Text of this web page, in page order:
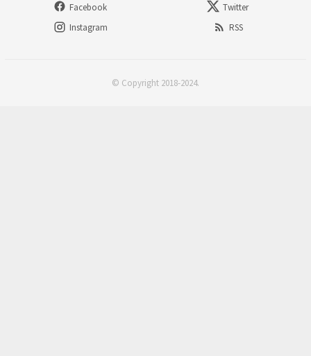
Facebook
Twitter
Instagram
RSS
© Copyright 2018-2024.